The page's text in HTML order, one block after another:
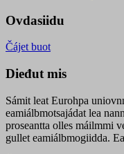
Ovdasiidu
Čájet buot
Dieđut mis
Sámit leat Eurohpa
eamiálbmotsajádat lea
proseantta olles máilmmi
gullet eamiálbmogiidda.